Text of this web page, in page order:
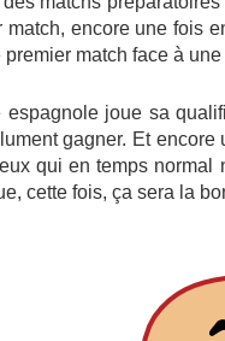
match, encore une fois
premier match face à
espagnole joue sa
gagner. Et
qui en temps normal
cette fois, ça sera la